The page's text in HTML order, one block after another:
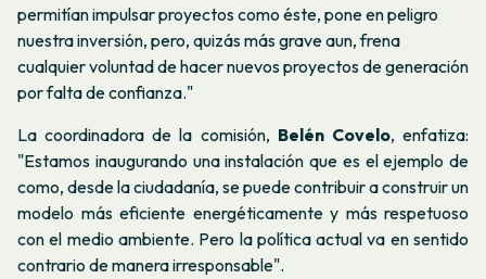
permitían impulsar proyectos como éste, pone en peligro
nuestra inversión, pero, quizás más grave aun, frena
cualquier voluntad de hacer nuevos proyectos de generación
por falta de confianza."
Lacoordinadora de la comisión, Belén Covelo, enfatiza:
"Estamos inaugurando una instalación que es el ejemplo de
como, desde la ciudadanía, se puede contribuir a construir un
modelo más eficiente energéticamente y más respetuoso
con el medio ambiente. Pero la política actual va en sentido
contrario de manera irresponsable".